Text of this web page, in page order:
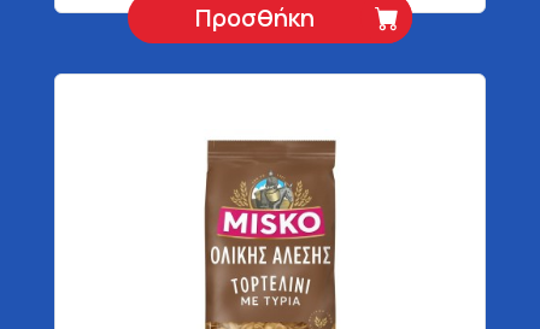
Προσθήκη